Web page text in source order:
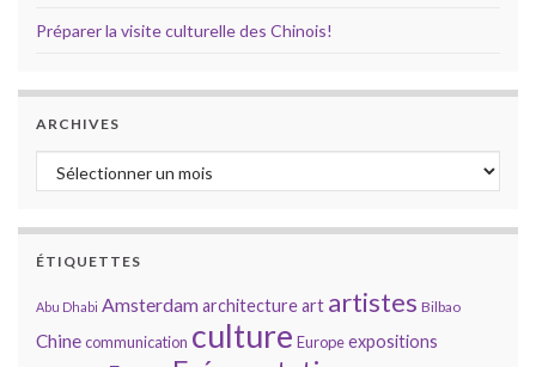
Préparer la visite culturelle des Chinois!
ARCHIVES
Archives
ÉTIQUETTES
Abu Dhabi Amsterdamarchitectureart artistes Bilbao
Chinecommunication culture Europeexpositions